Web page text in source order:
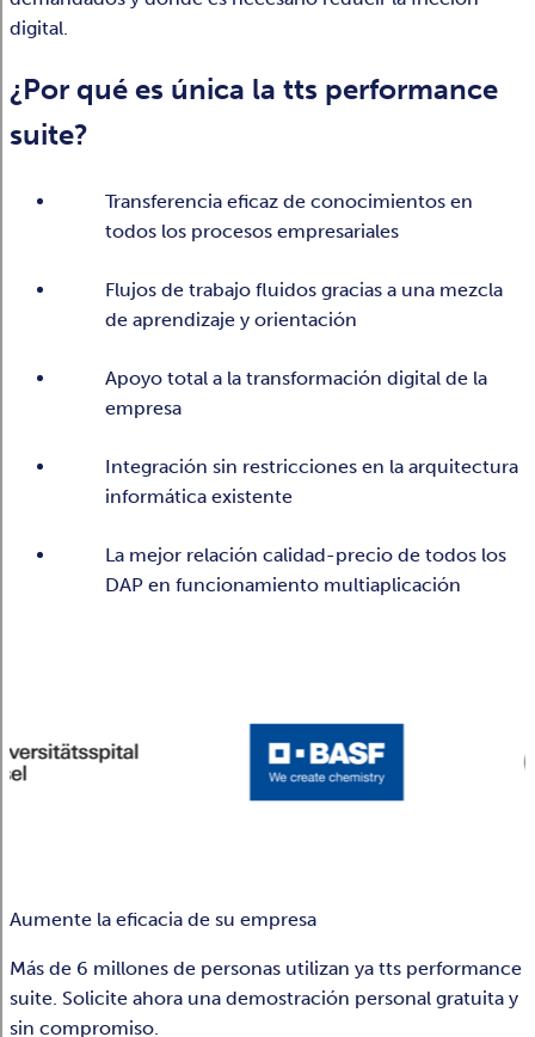
digital.
¿Por qué es única la tts performance
suite?
Transferencia eficaz de conocimientos en
todos los procesos empresariales
Flujos de trabajo fluidos gracias a una mezcla
de aprendizaje y orientación
Apoyo total a la transformación digital de la
empresa
Integración sin restricciones en la arquitectura
informática existente
La mejor relación calidad-precio de todos los
DAP en funcionamiento multiaplicación
Aumente la eficacia de su empresa
Más de 6 millones de personas utilizan ya tts performance
suite. Solicite ahora una demostración personal gratuita y
sin compromiso.